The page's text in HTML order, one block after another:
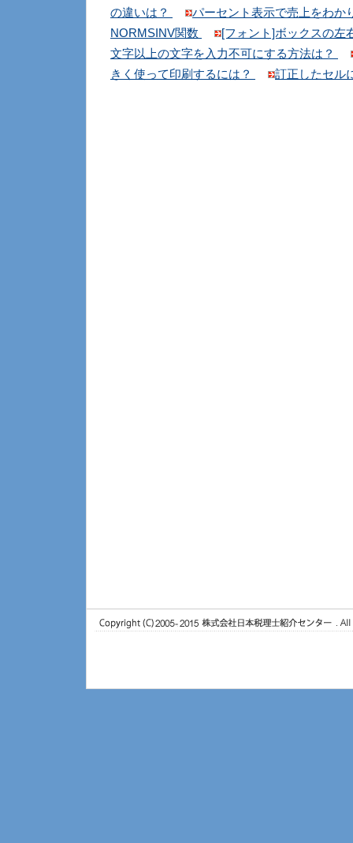
の違いは？
パーセント表示で売上をわか
NORMSINV関数
[フォント]ボックスの左
文字以上の文字を入力不可にする方法は？
きく使って印刷するには？
訂正したセル